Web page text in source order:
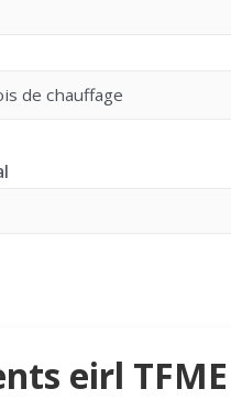
de chauffage
eirl TFME